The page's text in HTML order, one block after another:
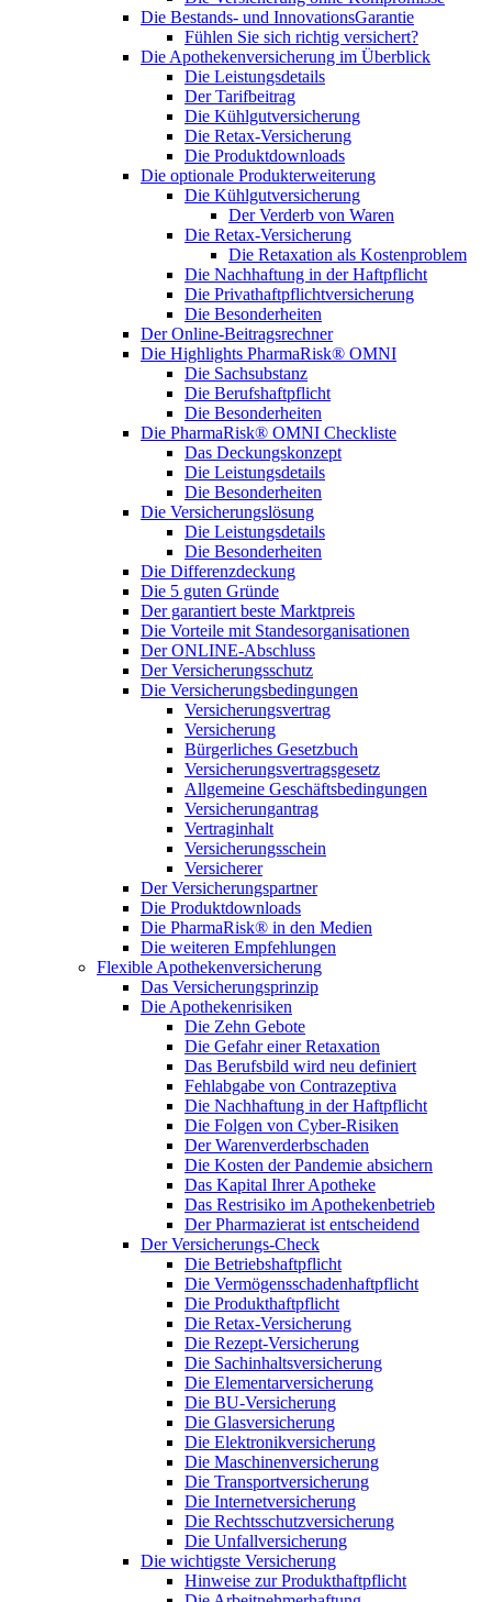
Die Bestands- und InnovationsGarantie
Fühlen Sie sich richtig versichert?
Die Apothekenversicherung im Überblick
Die Leistungsdetails
Der Tarifbeitrag
Die Kühlgutversicherung
Die Retax-Versicherung
Die Produktdownloads
Die optionale Produkterweiterung
Die Kühlgutversicherung
Der Verderb von Waren
Die Retax-Versicherung
Die Retaxation als Kostenproblem
Die Nachhaftung in der Haftpflicht
Die Privathaftpflichtversicherung
Die Besonderheiten
Der Online-Beitragsrechner
Die Highlights PharmaRisk® OMNI
Die Sachsubstanz
Die Berufshaftpflicht
Die Besonderheiten
Die PharmaRisk® OMNI Checkliste
Das Deckungskonzept
Die Leistungsdetails
Die Besonderheiten
Die Versicherungslösung
Die Leistungsdetails
Die Besonderheiten
Die Differenzdeckung
Die 5 guten Gründe
Der garantiert beste Marktpreis
Die Vorteile mit Standesorganisationen
Der ONLINE-Abschluss
Der Versicherungsschutz
Die Versicherungsbedingungen
Versicherungsvertrag
Versicherung
Bürgerliches Gesetzbuch
Versicherungsvertragsgesetz
Allgemeine Geschäftsbedingungen
Versicherungantrag
Vertraginhalt
Versicherungsschein
Versicherer
Der Versicherungspartner
Die Produktdownloads
Die PharmaRisk® in den Medien
Die weiteren Empfehlungen
Flexible Apothekenversicherung
Das Versicherungsprinzip
Die Apothekenrisiken
Die Zehn Gebote
Die Gefahr einer Retaxation
Das Berufsbild wird neu definiert
Fehlabgabe von Contrazeptiva
Die Nachhaftung in der Haftpflicht
Die Folgen von Cyber-Risiken
Der Warenverderbschaden
Die Kosten der Pandemie absichern
Das Kapital Ihrer Apotheke
Das Restrisiko im Apothekenbetrieb
Der Pharmazierat ist entscheidend
Der Versicherungs-Check
Die Betriebshaftpflicht
Die Vermögensschadenhaftpflicht
Die Produkthaftpflicht
Die Retax-Versicherung
Die Rezept-Versicherung
Die Sachinhaltsversicherung
Die Elementarversicherung
Die BU-Versicherung
Die Glasversicherung
Die Elektronikversicherung
Die Maschinenversicherung
Die Transportversicherung
Die Internetversicherung
Die Rechtsschutzversicherung
Die Unfallversicherung
Die wichtigste Versicherung
Hinweise zur Produkthaftpflicht